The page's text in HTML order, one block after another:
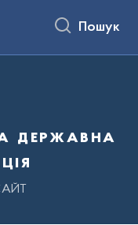
Пошук
державна